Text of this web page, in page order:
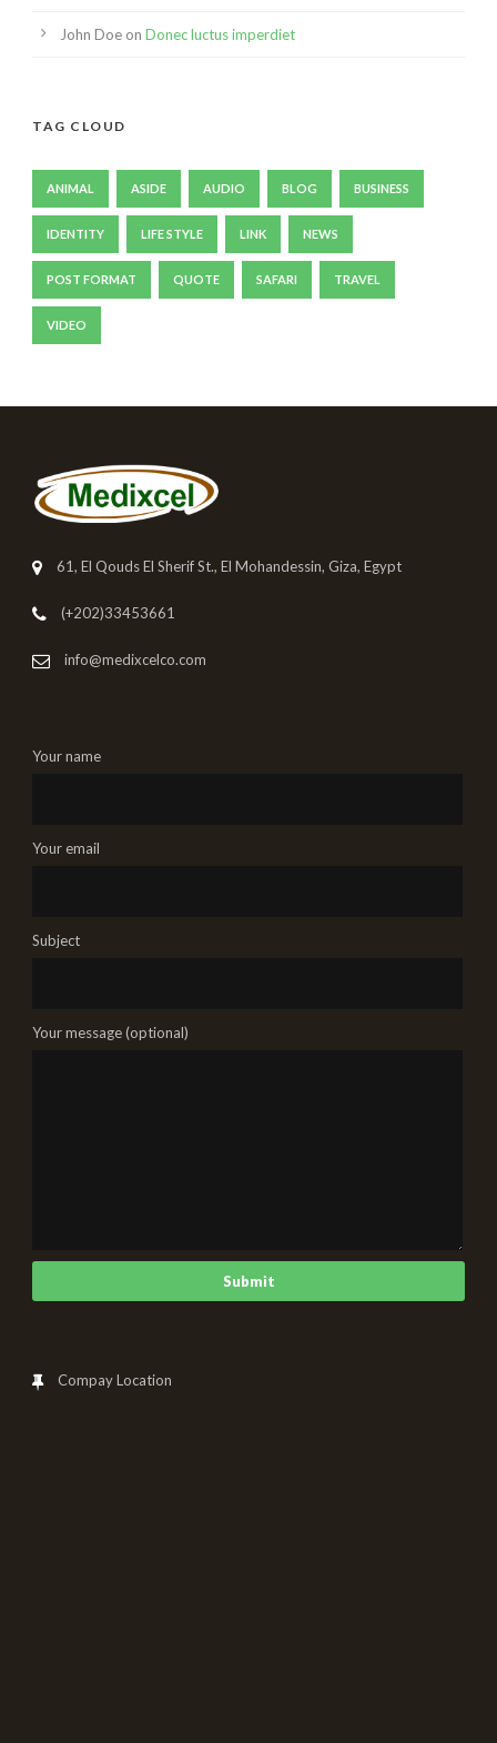
John Doe on Donec luctus imperdiet
TAG CLOUD
ANIMAL ASIDE AUDIO BLOG BUSINESS
IDENTITY LIFE STYLE LINK NEWS
POST FORMAT QUOTE SAFARI TRAVEL
VIDEO
61, El Qouds El Sherif St., El Mohandessin, Giza, Egypt
(+202)33453661
info@medixcelco.com
Your name
Your email
Subject
Your message (optional)
Compay Location